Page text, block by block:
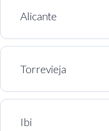
Alicante
Torrevieja
Ibi